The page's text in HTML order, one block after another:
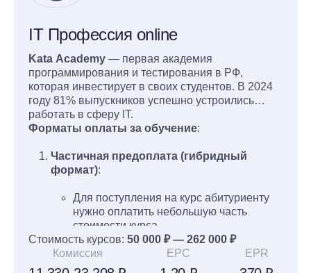
IT Профессия online
Kata Academy — первая академия
программирования и тестирования в РФ,
которая инвестирует в своих студентов. В 2024
году 81% выпускников успешно устроились
работать в сферу IT.
Форматы оплаты за обучение:
Частичная предоплата (гибридный
формат):
Для поступления на курс абитуриенту
нужно оплатить небольшую часть
стоимости курса.
Остальная часть оплачивается в виде
20% от зарплаты в течение первого
года после трудоустройства по
Стоимость курсов: 50 000 ₽ — 262 000 ₽
Комиссия
EPC EPR